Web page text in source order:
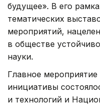
будущее». В его
тематических
мероприятий,
в обществе
науки.
Главное
инициативы
и технологий и